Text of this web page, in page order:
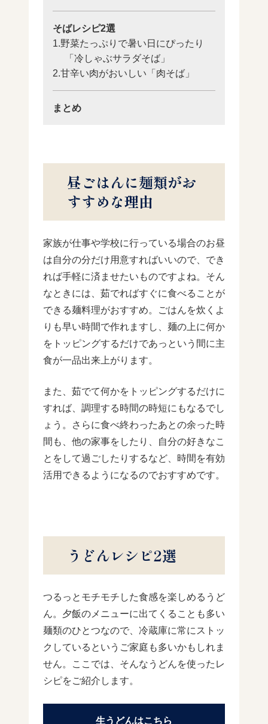
そばレシピ2選
1.野菜たっぷりで暑い日にぴったり
「冷しゃぶサラダそば」
2.甘辛い肉がおいしい「肉そば」
まとめ
昼ごはんに麺類がお
すすめな理由
家族が仕事や学校に行っている場合のお昼
は自分の分だけ用意すればいいので、でき
れば手軽に済ませたいものですよね。そん
なときには、茹でればすぐに食べることが
できる麺料理がおすすめ。ごはんを炊くよ
りも早い時間で作れますし、麺の上に何か
をトッピングするだけであっという間に主
食が一品出来上がります。
また、茹でて何かをトッピングするだけに
すれば、調理する時間の時短にもなるでし
ょう。さらに食べ終わったあとの余った時
間も、他の家事をしたり、自分の好きなこ
とをして過ごしたりするなど、時間を有効
活用できるようになるのでおすすめです。
うどんレシピ2選
つるっとモチモチした食感を楽しめるうど
ん。夕飯のメニューに出てくることも多い
麺類のひとつなので、冷蔵庫に常にストッ
クしているというご家庭も多いかもしれま
せん。ここでは、そんなうどんを使ったレ
シピをご紹介します。
生うどんはこちら